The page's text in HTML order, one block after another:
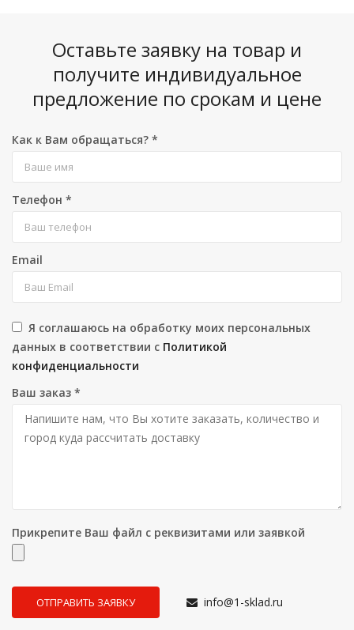
Оставьте заявку на товар и
получите индивидуальное
предложение по срокам и цене
Как к Вам обращаться? *
Телефон *
Email
Я соглашаюсь на обработку моих персональных
данных в соответствии с Политикой
конфиденциальности
Ваш заказ *
Прикрепите Ваш файл с реквизитами или заявкой
info@1-sklad.ru